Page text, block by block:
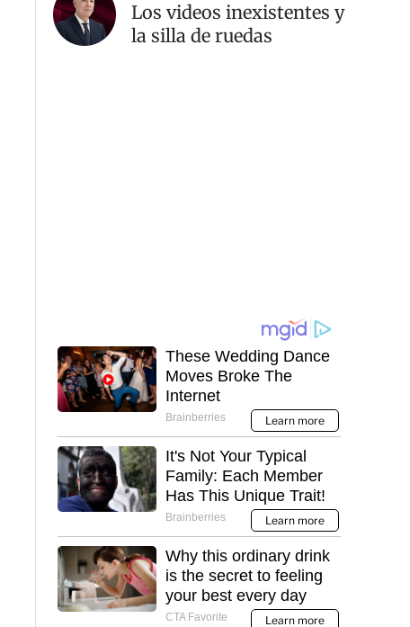
Los videos inexistentes y
la silla de ruedas